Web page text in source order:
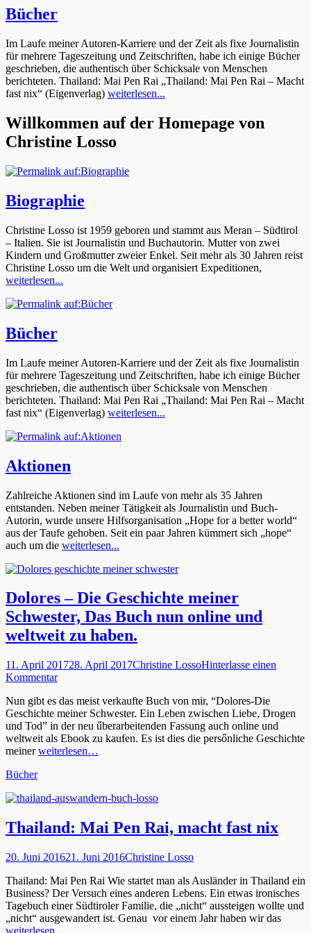
Bücher
Veröffentlicht
am:
20.
Juni
2016nach
Losso
Im Laufe meiner Autoren-Karriere und der Zeit als fixe Journalistin
für mehrere Tageszeitung und Zeitschriften, habe ich einige Bücher
geschrieben, die authentisch über Schicksale von Menschen
berichteten. Thailand: Mai Pen Rai „Thailand: Mai Pen Rai – Macht
fast nix“ (Eigenverlag) weiterlesen...
Willkommen auf der Homepage von
Christine Losso
Biographie
Christine Losso ist 1959 geboren und stammt aus Meran – Südtirol
– Italien. Sie ist Journalistin und Buchautorin. Mutter von zwei
Kindern und Großmutter zweier Enkel. Seit mehr als 30 Jahren reist
Christine Losso um die Welt und organisiert Expeditionen,
weiterlesen...
Bücher
Im Laufe meiner Autoren-Karriere und der Zeit als fixe Journalistin
für mehrere Tageszeitung und Zeitschriften, habe ich einige Bücher
geschrieben, die authentisch über Schicksale von Menschen
berichteten. Thailand: Mai Pen Rai „Thailand: Mai Pen Rai – Macht
fast nix“ (Eigenverlag) weiterlesen...
Aktionen
Zahlreiche Aktionen sind im Laufe von mehr als 35 Jahren
entstanden. Neben meiner Tätigkeit als Journalistin und Buch-
Autorin, wurde unsere Hilfsorganisation „Hope for a better world“
aus der Taufe gehoben. Seit ein paar Jahren kümmert sich „hope“
auch um die weiterlesen...
Dolores – Die Geschichte meiner
Schwester, Das Buch nun online und
weltweit zu haben.
Veröffentlicht
am
11. April 201728. April 2017Autor
Christine LossoHinterlasse einen
Kommentar
Nun gibt es das meist verkaufte Buch von mir, “Dolores-Die
Geschichte meiner Schwester. Ein Leben zwischen Liebe, Drogen
und Tod” in der neu űberarbeitenden Fassung auch online und
weltweit als Ebook zu kaufen. Es ist dies die persőnliche Geschichte
meinerweiterlesen…
Kategorien
Bücher
Thailand: Mai Pen Rai, macht fast nix
Veröffentlicht
20. Juni 201621. Juni 2016Autor
Christine Losso
Thailand: Mai Pen Rai Wie startet man als Ausländer in Thailand ein
Business? Der Versuch eines anderen Lebens. Ein etwas ironisches
Tagebuch einer Südtiroler Familie, die „nicht“ aussteigen wollte und
„nicht“ ausgewandert ist. Genau vor einem Jahr haben wir das